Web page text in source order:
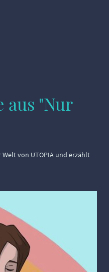
aus "Nur
von UTOPIA und erzählt